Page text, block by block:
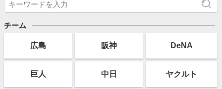
チーム
広島 阪神 DeNA
巨人 中日 ヤクルト